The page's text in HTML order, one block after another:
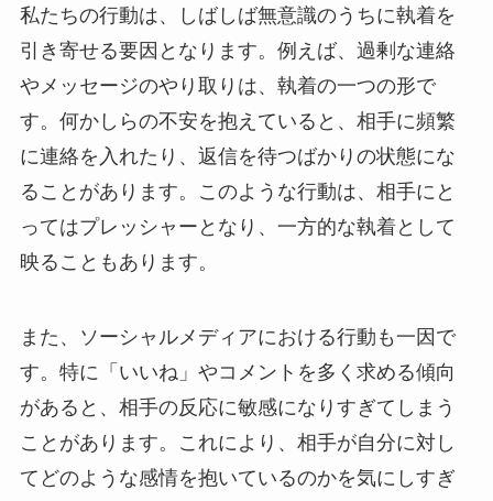
私たちの行動は、しばしば無意識のうちに執着を
引き寄せる要因となります。例えば、過剰な連絡
やメッセージのやり取りは、執着の一つの形で
す。何かしらの不安を抱えていると、相手に頻繁
に連絡を入れたり、返信を待つばかりの状態にな
ることがあります。このような行動は、相手にと
ってはプレッシャーとなり、一方的な執着として
映ることもあります。
また、ソーシャルメディアにおける行動も一因で
す。特に「いいね」やコメントを多く求める傾向
があると、相手の反応に敏感になりすぎてしまう
ことがあります。これにより、相手が自分に対し
てどのような感情を抱いているのかを気にしすぎ